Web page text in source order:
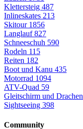
Klettersteig 487
Inlineskates 213
Skitour 1856
Langlauf827
Schneeschuh 590
Rodeln 115
Reiten 182
Boot und Kanu 435
Motorrad 1094
ATV-Quad 59
Gleitschirm und Drachen
Sightseeing 398
Community